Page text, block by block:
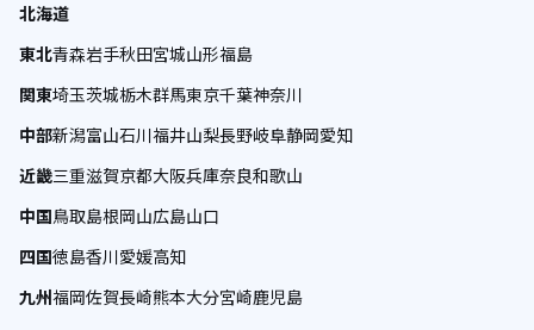
北海道
東北青森岩手秋田宮城山形福島
関東埼玉茨城栃木群馬東京千葉神奈川
中部新潟富山石川福井山梨長野岐阜静岡愛知
近畿三重滋賀京都大阪兵庫奈良和歌山
中国鳥取島根岡山広島山口
四国徳島香川愛媛高知
九州福岡佐賀長崎熊本大分宮崎鹿児島